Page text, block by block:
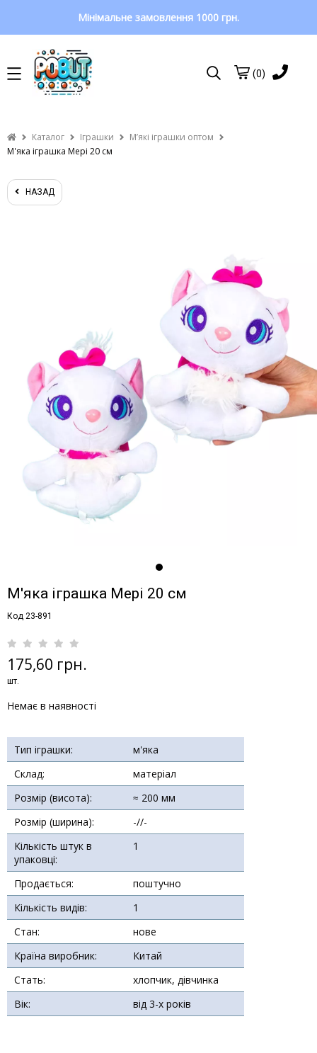
Мінімальне замовлення 1000 грн.
(0)
Каталог Іграшки
Мʼякі іграшки оптом
М'яка іграшка Мері 20 см
НАЗАД
М'яка іграшка Мері 20 см
Код 23-891
175,60 грн.
шт.
Немає в наявності
Тип іграшки:
м'яка
Склад:
матеріал
Розмір (висота):
≈ 200 мм
Розмір (ширина):
-//-
Кількість штук в
упаковці:
1
Продається:
поштучно
Кількість видів:
1
Стан:
нове
Країна виробник:
Китай
Стать:
хлопчик, дівчинка
Вік:
від 3-х років